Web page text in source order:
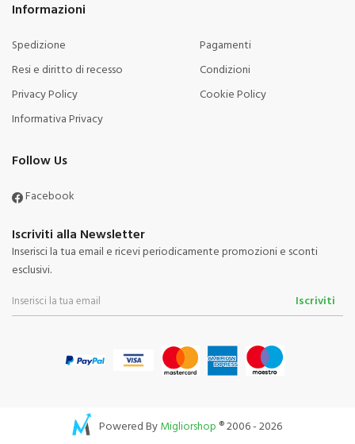
Informazioni
Spedizione
Pagamenti
Resi e diritto di recesso
Condizioni
Privacy Policy
Cookie Policy
Informativa Privacy
Follow Us
Facebook
Iscriviti alla Newsletter
Inserisci la tua email e ricevi periodicamente promozioni e sconti
esclusivi.
Iscriviti
Powered ByMigliorshop ® 2006 - 2026